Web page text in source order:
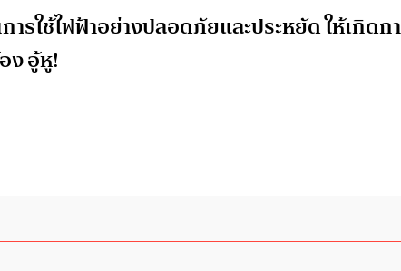
รใช้ไฟฟ้าอย่างปลอดภัยและประหยัดให้เกิดก
ง อู้หู!